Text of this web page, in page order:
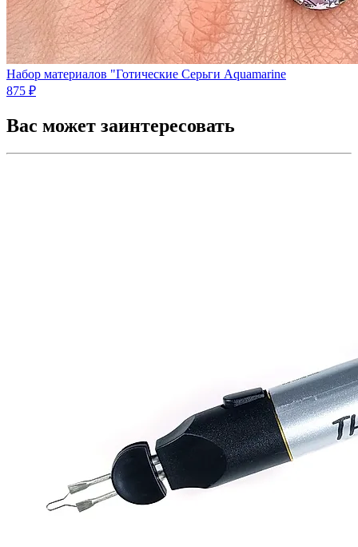
Набор материалов "Готические Серьги Aquamarine
875 ₽
Вас может заинтересовать